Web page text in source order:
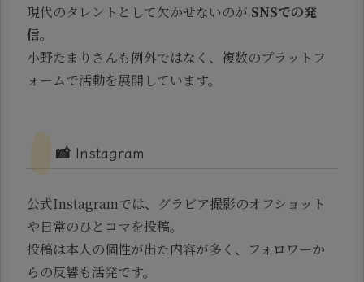
現代のタレントとして欠かせないのが SNSでの発
信。
小野たまりさんも例外ではなく、複数のプラットフ
ォームで活動を展開しています。
📸 Instagram
公式Instagramでは、グラビア撮影のオフショット
や日常のひとコマを投稿。
投稿は本人の個性が出た内容が多く、フォロワーか
らの反響も活発です。